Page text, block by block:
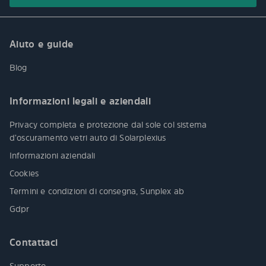
Aiuto e guide
Blog
Informazioni legali e aziendali
Privacy completa e protezione dal sole col sistema
d’oscuramento vetri auto di Solarplexius
Informazioni aziendali
Cookies
Termini e condizioni di consegna, Sunplex ab
Gdpr
Contattaci